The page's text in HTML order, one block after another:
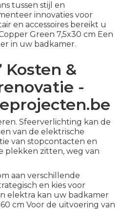
tussen stijl en
innovaties voor
en accessoires bereikt u
Green 7,5x30 cm Een
in uw badkamer.
&
-
Sfeerverlichting kan de
van de elektrische
van stopcontacten en
plekken zitten, weg van
aan verschillende
en kies voor
elektra kan uw badkamer
cm Voor de uitvoering van